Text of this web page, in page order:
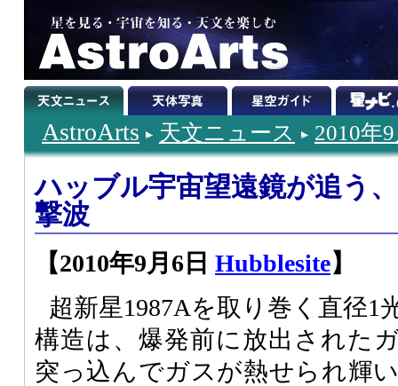
AstroArts 天文ニュース 2010年
ハッブル宇宙望遠鏡が追う
撃波
【2010年9月6日 Hubblesite】
超新星1987Aを取り巻く直径1
構造は、爆発前に放出された
突っ込んでガスが熱せられ輝